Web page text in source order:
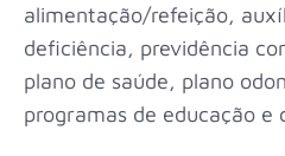
alimentação/refeição,
deficiência, previdência
plano de saúde, plano
programas de educação e